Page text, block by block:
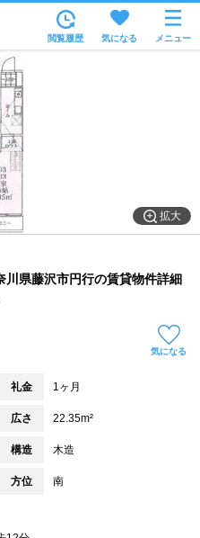
線・駅から
から
相場から
通学時間から
件特集から
産会社から
閲覧履歴 気になる メニュー
拡大
川県藤沢市円行の賃貸物件詳細
気になる
礼金 1ヶ月
広さ 22.35m²
構造 木造
方位 南